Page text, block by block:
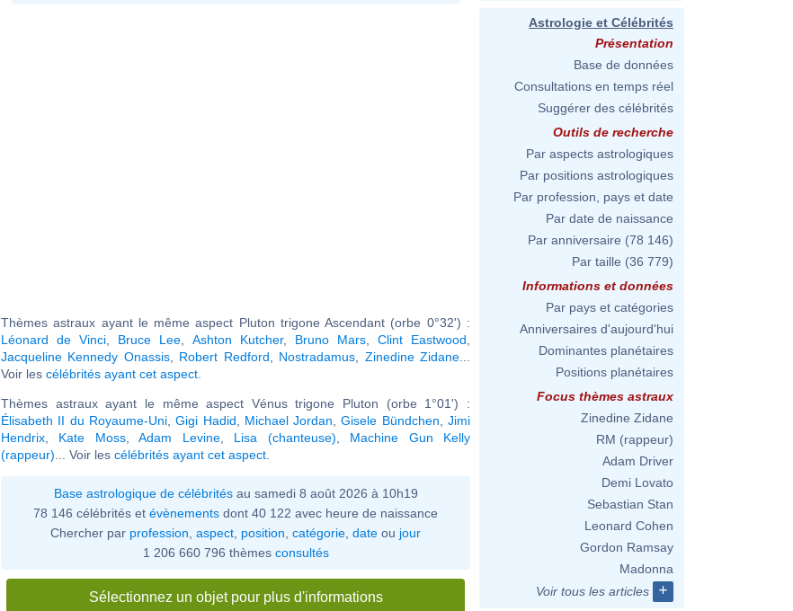
Thèmes astraux ayant le même aspect Pluton trigone Ascendant (orbe 0°32') :
Léonard de Vinci
Bruce Lee Ashton Kutcher, Bruno Mars, Clint Eastwood
Jacqueline Kennedy Onassis, Robert Redford Nostradamus Zinedine Zidane
Voir les célébrités ayant cet aspect
Thèmes astraux ayant le même aspect Vénus trigone Pluton (orbe 1°01') :
Élisabeth II du Royaume-Uni,Gigi Hadid Michael Jordan ,Gisele Bündchen ,Jimi
Hendrix
Kate Moss,Adam Levine, Lisa (chanteuse)
Machine Gun Kelly
(rappeur) ... Voir les célébrités ayant cet aspect
Base astrologique de célébritésau samedi 8 août 2026 à 10h19
78 146 célébrités et évènements dont 40 122 avec heure de naissance
Chercher par profession aspect position catégorie date ou jour
1 206 660 796 thèmes consultés
Sélectionnez un objet pour plus d'informations
Astrologie et Célébrités
Présentation
Base de données
Consultations en temps réel
Suggérer des célébrités
Outils de recherche
Par aspects astrologiques
Par positions astrologiques
Par profession, pays et date
Par date de naissance
Par anniversaire (78 146)
Par taille (36 779)
Informations et données
Par pays et catégories
Anniversaires d'aujourd'hui
Dominantes planétaires
Positions planétaires
Focus thèmes astraux
Zinedine Zidane
RM (rappeur)
Adam Driver
Demi Lovato
Sebastian Stan
Leonard Cohen
Gordon Ramsay
Madonna
Voir tous les articles
+